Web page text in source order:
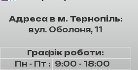
Адреса в м. Тернопіль:
вул. Оболоня, 11
Графік роботи:
Пн - Пт : 9:00 - 18:00